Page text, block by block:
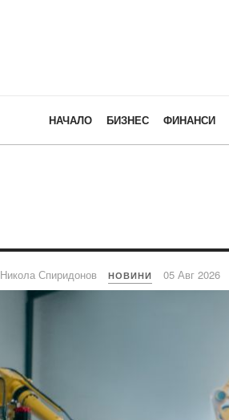
НАЧАЛО БИЗНЕС ФИНАНСИ
Никола Спиридонов НОВИНИ 05 Авг 2026